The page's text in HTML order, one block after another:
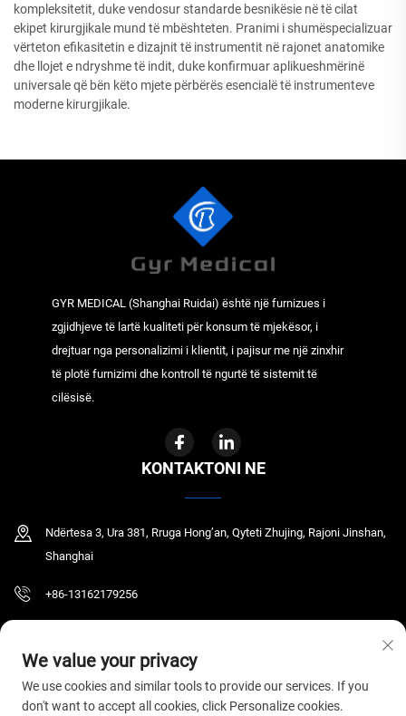
kompleksitetit, duke vendosur standarde besnikësie në të cilat
ekipet kirurgjikale mund të mbështeten. Pranimi i shumëspecializuar
vërteton efikasitetin e dizajnit të instrumentit në rajonet anatomike
dhe llojet e ndryshme të indit, duke konfirmuar aplikueshmërinë
universale që bën këto mjete përbërës esencialë të instrumenteve
moderne kirurgjikale.
GYR MEDICAL (Shanghai Ruidai) është një furnizues i
zgjidhjeve të lartë kualiteti për konsum të mjekësor, i
drejtuar nga personalizimi i klientit, i pajisur me një zinxhir
të plotë furnizimi dhe kontroll të ngurtë të sistemit të
cilësisë.
KONTAKTONI NE
Ndërtesa 3, Ura 381, Rruga Hong’an, Qyteti Zhujing, Rajoni Jinshan,
Shanghai
+86-13162179256
Të drejtat e autorizimit © 2026 GYR MEDICAL CO.,LTD. Të gjitha të drejtat janë të
We value your privacy
We use cookies and similar tools to provide our services. If you
don't want to accept all cookies, click Personalize cookies.